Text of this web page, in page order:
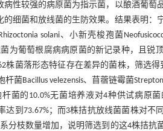
性较强的病原菌为指示菌，以酿酒葡萄
细菌和放线菌的生防效果。结果表明：
solani、小新壳梭孢菌
为葡萄根腐病病原菌的新记录种，且锐
菌落形态特征存在差异的菌株，筛选
Bacillus velezensis、苜蓿链霉菌
杆菌的10.0%无菌培养液对4种供试病原
到73.67%；而3株拮抗放线菌菌株对不
分枝数量增加，说明筛选到的这4株拮抗